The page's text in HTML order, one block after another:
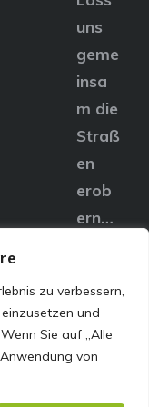
zu verbessern,
und
Sie auf „Alle
von
uns
geme
insa
m die
Straß
en
erob
ern…